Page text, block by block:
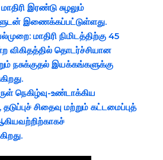
இரண்டு சுழலும்
இணைக்கப்பட்டுள்ளது.
: மாதிரி நிமிடத்திற்கு 45
விகிதத்தில் தொடர்ச்சியான
நசுக்குதல் இயக்கங்களுக்கு
நெகிழ்வு-உண்டாக்கிய
சிதைவு மற்றும் கட்டமைப்புத்